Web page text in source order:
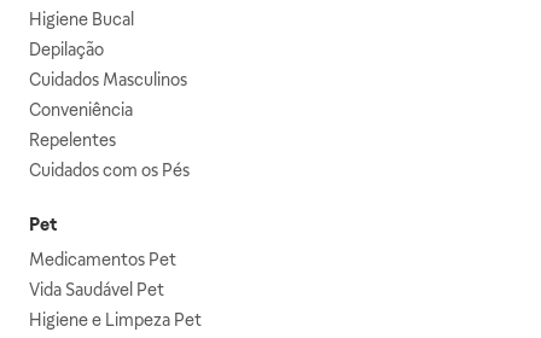
Higiene Bucal
Depilação
Cuidados Masculinos
Conveniência
Repelentes
Cuidados com os Pés
Pet
Medicamentos Pet
Vida Saudável Pet
Higiene e Limpeza Pet